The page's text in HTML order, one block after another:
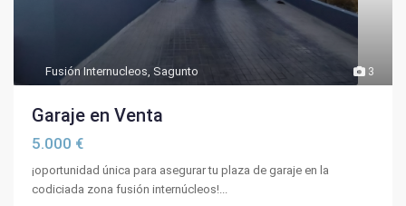
3
Fusión Internucleos, Sagunto
Garaje en Venta
5.000 €
¡oportunidad única para asegurar tu plaza de garaje en la
codiciada zona fusión internúcleos!...